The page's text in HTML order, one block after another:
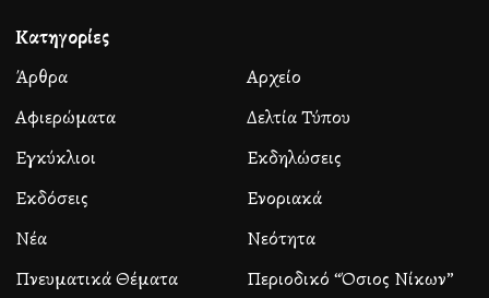
Κατηγορίες
Άρθρα
Αρχείο
Αφιερώματα
Δελτία Τύπου
Εγκύκλιοι
Εκδηλώσεις
Εκδόσεις
Ενοριακά
Νέα
Νεότητα
Πνευματικά Θέματα
Περιοδικό “Όσιος Νίκων”